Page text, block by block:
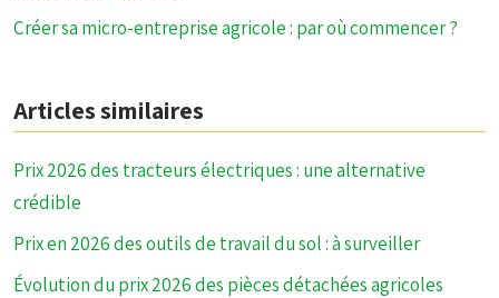
Créer sa micro-entreprise agricole : par où commencer ?
Articles similaires
Prix 2026 des tracteurs électriques : une alternative
crédible
Prix en 2026 des outils de travail du sol : à surveiller
Évolution du prix 2026 des pièces détachées agricoles